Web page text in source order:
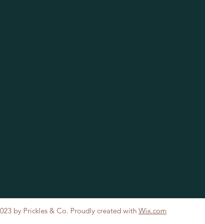
by Prickles & Co. Proudly created with Wix.com